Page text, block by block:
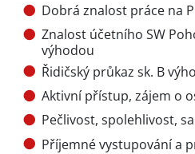
Dobrá znalost práce na
Znalost účetního SW
výhodou
Řidičský průkaz sk. B
Aktivní přístup, zájem o
Pečlivost, spolehlivost,
Příjemné vystupování a